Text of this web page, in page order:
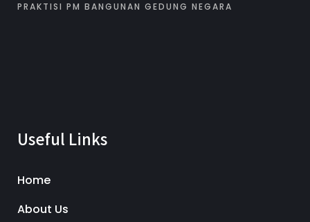
PRAKTISI PM BANGUNAN GEDUNG NEGARA
Useful Links
Home
About Us